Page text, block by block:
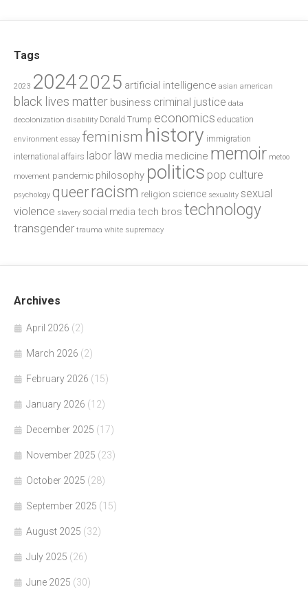
Tags
2023 20242025 artificial intelligence asian american
black lives matter business criminal justice data
decolonization disability Donald Trump economics education
environment essay feminism history immigration
international affairs labor law media medicine memoir metoo
movement pandemic philosophy politics pop culture
psychology queerracism religion science sexuality sexual
violence slavery social media tech bros technology
transgender trauma white supremacy
Archives
April 2026 (2)
March 2026 (2)
February 2026 (15)
January 2026 (12)
December 2025 (17)
November 2025 (23)
October 2025 (28)
September 2025 (15)
August 2025 (32)
July 2025 (26)
June 2025 (30)